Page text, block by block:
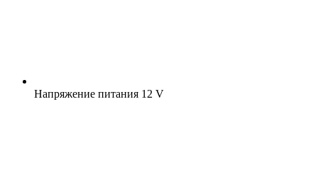
Напряжение питания 12 V